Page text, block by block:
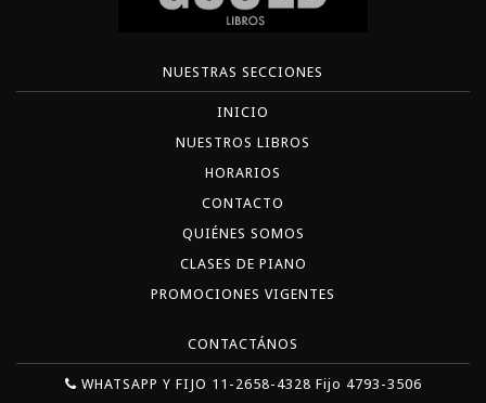
NUESTRAS SECCIONES
INICIO
NUESTROS LIBROS
HORARIOS
CONTACTO
QUIÉNES SOMOS
CLASES DE PIANO
PROMOCIONES VIGENTES
CONTACTÁNOS
WHATSAPP Y FIJO 11-2658-4328 Fijo 4793-3506